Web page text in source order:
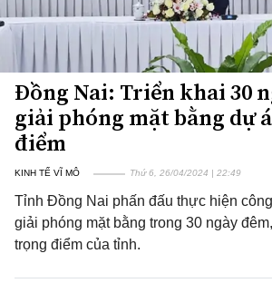
Đồng Nai: Triển khai 30
giải phóng mặt bằng dự
điểm
KINH TẾ VĨ MÔ Thứ 6, 26/04/2024 | 22:49
Tỉnh Đồng Nai phấn đấu thực hiện
giải phóng mặt bằng trong 30 ngày
trọng điểm của tỉnh.